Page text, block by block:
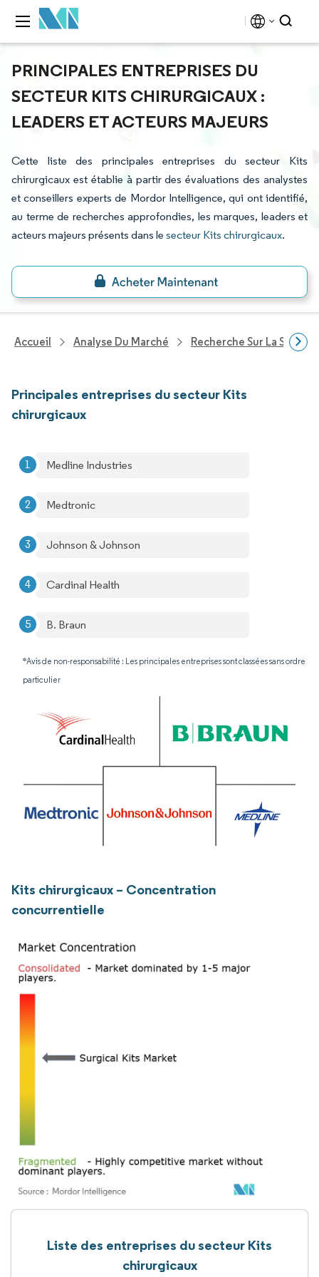
PRINCIPALES ENTREPRISES DU
SECTEUR KITS CHIRURGICAUX :
LEADERS ET ACTEURS MAJEURS
Cette liste des principales entreprises du secteur Kits
chirurgicaux est établie à partir des évaluations des analystes
et conseillers experts de Mordor Intelligence, qui ont identifié,
au terme de recherches approfondies, les marques, leaders et
acteurs majeurs présents dans le secteur Kits chirurgicaux.
Accueil Analyse Du Marché Recherche Sur La Santé
Principales entreprises du secteur Kits
chirurgicaux
Medline Industries
Medtronic
Johnson & Johnson
Cardinal Health
B. Braun
*Avis de non-responsabilité : Les principales entreprises sont classées sans ordre
particulier
Kits chirurgicaux – Concentration
concurrentielle
Liste des entreprises du secteur Kits
chirurgicaux